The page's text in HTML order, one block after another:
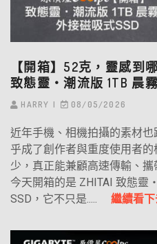
【開箱】52克，靈感到
致態靈‧潮流版 1TB 晨
HARRY 08/05/2026
近年手機、相機拍攝的素材
乎成了創作者與重度使用者
少，真正能兼顧高速傳輸、
今天開箱的是 ZHITAI 致態靈
SSD，它不只是..... 繼續看